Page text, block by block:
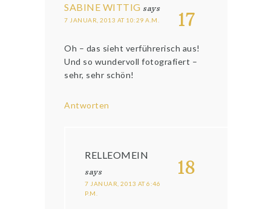
17
SABINE WITTIG says
7 JANUAR, 2013 AT 10:29 A.M.
Oh – das sieht verführerisch aus!
Und so wundervoll fotografiert –
sehr, sehr schön!
Antworten
18
RELLEOMEIN
says
7 JANUAR, 2013 AT 6:46
P.M.